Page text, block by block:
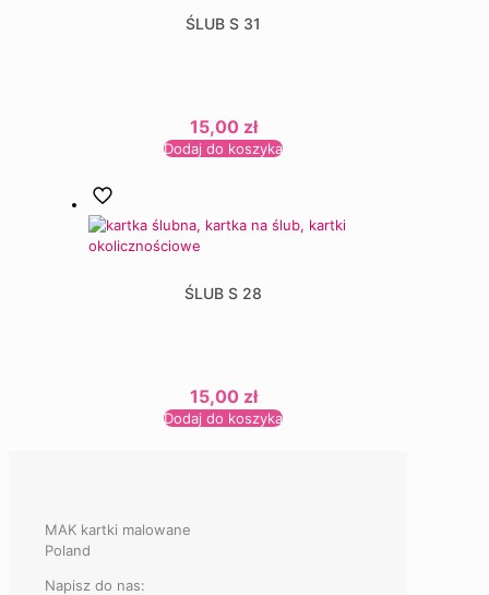
ŚLUB S 31
15,00 zł
Dodaj do koszyka
ŚLUB S 28
15,00 zł
Dodaj do koszyka
MAK kartki malowane
Poland
Napisz do nas: